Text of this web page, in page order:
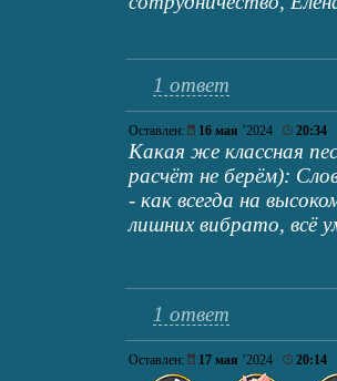
1 ответ
Оставлен: 16 мая ’2024 20:34
Какая же классная
расчёт не берём):
- как всегда на
лишних вибрато, всё
1 ответ
Оставлен: 17 мая ’2024 20:14